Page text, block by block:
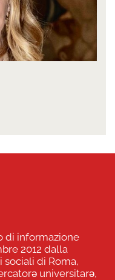
di informazione
2012 dalla
sociali di Roma,
universitarə,